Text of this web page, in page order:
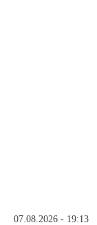
07.08.2026 - 19:13